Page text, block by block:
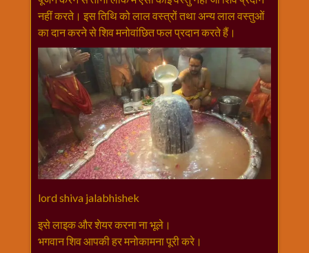
विशेष
हनुमान
होली
नहीं करते। इस तिथि को लाल वस्त्रों तथा अन्य लाल वस्तुओं
का दान करने से शिव मनोवांछित फल प्रदान करते हैं।
lord shiva jalabhishek
इसे लाइक और शेयर करना ना भूले।
भगवान शिव आपकी हर मनोकामना पूरी करे।